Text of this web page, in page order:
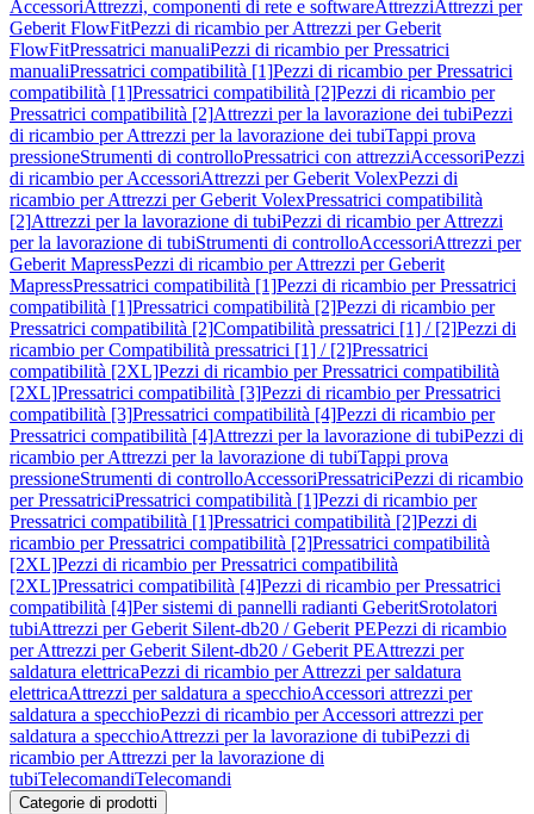
AccessoriAttrezzi, componenti di rete e softwareAttrezziAttrezzi per
Geberit FlowFitPezzi di ricambio per Attrezzi per Geberit
FlowFitPressatrici manualiPezzi di ricambio per Pressatrici
manualiPressatrici compatibilità [1]Pezzi di ricambio per Pressatrici
compatibilità [1]Pressatrici compatibilità [2]Pezzi di ricambio per
Pressatrici compatibilità [2]Attrezzi per la lavorazione dei tubiPezzi
di ricambio per Attrezzi per la lavorazione dei tubiTappi prova
pressioneStrumenti di controlloPressatrici con attrezziAccessoriPezzi
di ricambio per AccessoriAttrezzi per Geberit VolexPezzi di
ricambio per Attrezzi per Geberit VolexPressatrici compatibilità
[2]Attrezzi per la lavorazione di tubiPezzi di ricambio per Attrezzi
per la lavorazione di tubiStrumenti di controlloAccessoriAttrezzi per
Geberit MapressPezzi di ricambio per Attrezzi per Geberit
MapressPressatrici compatibilità [1]Pezzi di ricambio per Pressatrici
compatibilità [1]Pressatrici compatibilità [2]Pezzi di ricambio per
Pressatrici compatibilità [2]Compatibilità pressatrici [1] / [2]Pezzi di
ricambio per Compatibilità pressatrici [1] / [2]Pressatrici
compatibilità [2XL]Pezzi di ricambio per Pressatrici compatibilità
[2XL]Pressatrici compatibilità [3]Pezzi di ricambio per Pressatrici
compatibilità [3]Pressatrici compatibilità [4]Pezzi di ricambio per
Pressatrici compatibilità [4]Attrezzi per la lavorazione di tubiPezzi di
ricambio per Attrezzi per la lavorazione di tubiTappi prova
pressioneStrumenti di controlloAccessoriPressatriciPezzi di ricambio
per PressatriciPressatrici compatibilità [1]Pezzi di ricambio per
Pressatrici compatibilità [1]Pressatrici compatibilità [2]Pezzi di
ricambio per Pressatrici compatibilità [2]Pressatrici compatibilità
[2XL]Pezzi di ricambio per Pressatrici compatibilità
[2XL]Pressatrici compatibilità [4]Pezzi di ricambio per Pressatrici
compatibilità [4]Per sistemi di pannelli radianti GeberitSrotolatori
tubiAttrezzi per Geberit Silent-db20 / Geberit PEPezzi di ricambio
per Attrezzi per Geberit Silent-db20 / Geberit PEAttrezzi per
saldatura elettricaPezzi di ricambio per Attrezzi per saldatura
elettricaAttrezzi per saldatura a specchioAccessori attrezzi per
saldatura a specchioPezzi di ricambio per Accessori attrezzi per
saldatura a specchioAttrezzi per la lavorazione di tubiPezzi di
ricambio per Attrezzi per la lavorazione di
tubiTelecomandiTelecomandi
Categorie di prodotti